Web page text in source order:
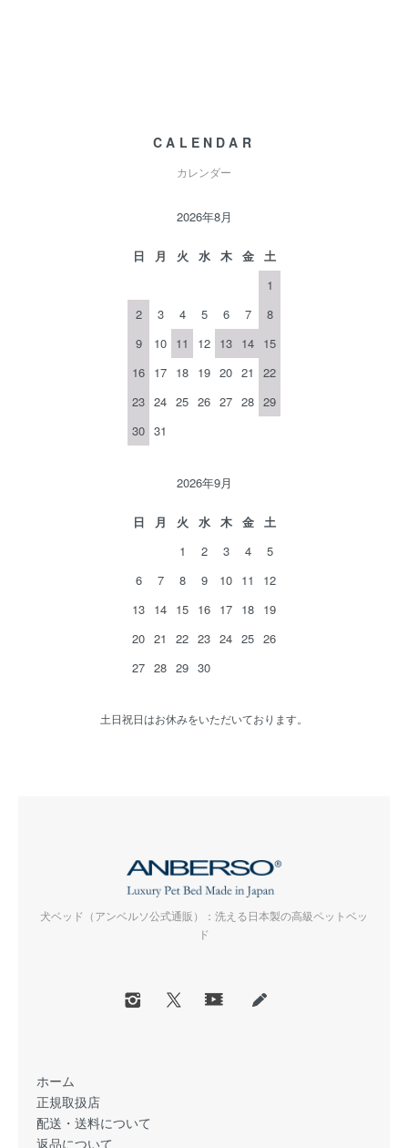
CALENDAR
カレンダー
2026年8月
日 月 火 水 木 金
土
1
2
3 4 5 6 7
8
9
10 11 12 13 14 15
16 17 18 19 20 21
22
23 24 25 26 27 28 29
30 31
2026年9月
日 月 火 水 木 金
土
1
2 3 4
5
6
7 8 9 10 11
12
13 14 15 16 17 18 19
20 21 22 23 24 25 26
27 28 29 30
土日祝日はお休みをいただいております。
犬ベッド（アンベルソ公式通販）：洗える日本製の高級ペットベッ
ド
ホーム
正規取扱店
配送・送料について
返品について